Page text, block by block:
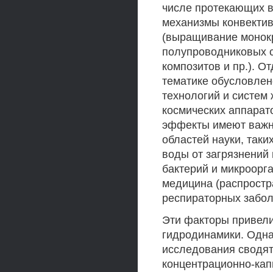
числе протекающих
механизмы
(выращивание
полупроводниковых
композитов и пр.).
тематике
технологий и
космических
эффекты имеют
областей науки,
воды от
бактерий и
медицина
респираторных
Эти факторы
гидродинамики.
исследования
концентрационно-